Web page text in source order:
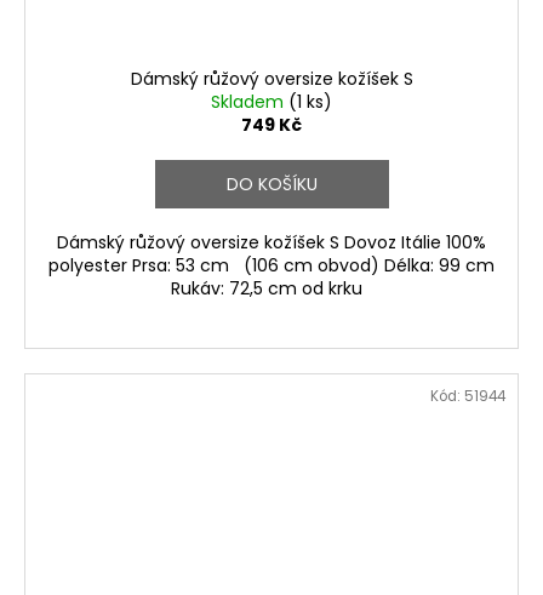
Dámský růžový oversize kožíšek S
Skladem (1 ks)
749 Kč
DO KOŠÍKU
Dámský růžový oversize kožíšek S Dovoz Itálie 100%
polyester Prsa: 53 cm (106 cm obvod) Délka: 99 cm
Rukáv: 72,5 cm od krku
Kód: 51944